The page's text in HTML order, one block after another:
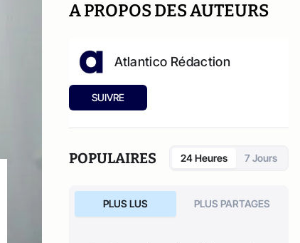
A PROPOS DES AUTEURS
Atlantico Rédaction
SUIVRE
POPULAIRES 24 Heures 7 Jours
PLUS LUS PLUS PARTAGES